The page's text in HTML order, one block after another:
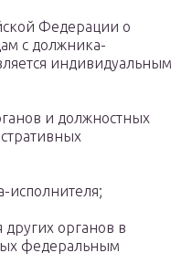
Федерации о
с должника-
индивидуальным
и должностных
исполнителя;
органов в
федеральным